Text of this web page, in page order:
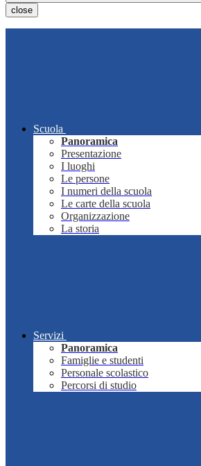
close
Scuola
Panoramica
Presentazione
I luoghi
Le persone
I numeri della scuola
Le carte della scuola
Organizzazione
La storia
Servizi
Panoramica
Famiglie e studenti
Personale scolastico
Percorsi di studio